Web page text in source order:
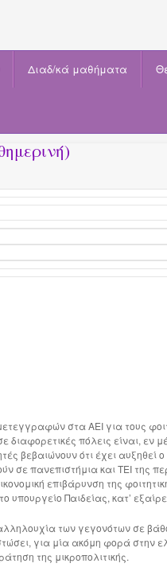
Διαδ/κά μαθήματα
στα ΑΕΙ για τους
διαφορετικές πόλεις είναι,
βεβαιώνουν ότι έχει αυξηθεί
σε πανεπιστήμια και ΤΕΙ της
επιβάρυνση της
Παιδείας, κατ’
των γεγονότων σε
για μία ακόμη φορά στην
της μικροπολιτικής.